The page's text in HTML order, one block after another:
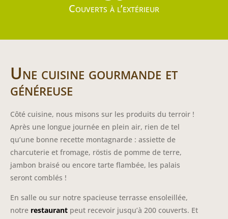
Couverts à l’extérieur
Une cuisine gourmande et
généreuse
Côté cuisine, nous misons sur les produits du terroir !
Après une longue journée en plein air, rien de tel
qu’une bonne recette montagnarde : assiette de
charcuterie et fromage, röstis de pomme de terre,
jambon braisé ou encore tarte flambée, les palais
seront comblés !
En salle ou sur notre spacieuse terrasse ensoleillée,
notre restaurant peut recevoir jusqu’à 200 couverts. Et